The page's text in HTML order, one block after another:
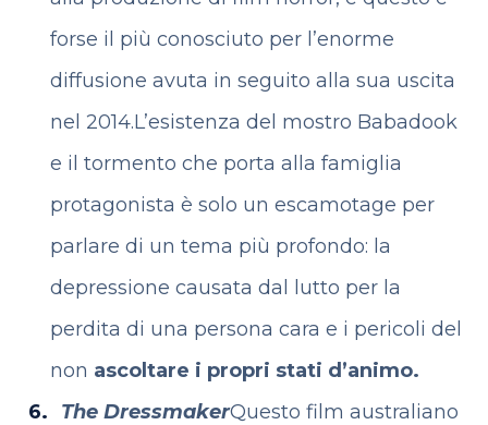
forse il più conosciuto per l’enorme
diffusione avuta in seguito alla sua uscita
nel 2014.L’esistenza del mostro Babadook
e il tormento che porta alla famiglia
protagonista è solo un escamotage per
parlare di un tema più profondo: la
depressione causata dal lutto per la
perdita di una persona cara e i pericoli del
non ascoltare i propri stati d’animo.
The DressmakerQuesto film australiano